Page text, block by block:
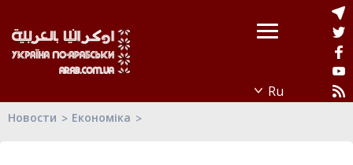
Новости Економіка